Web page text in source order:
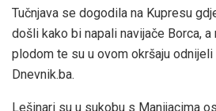
Tučnjava se dogodila na Kupresu
došli kako bi napali navijače Borca, a
plodom te su u ovom okršaju
Dnevnik.ba.
Lešinari su u sukobu s Manijacima